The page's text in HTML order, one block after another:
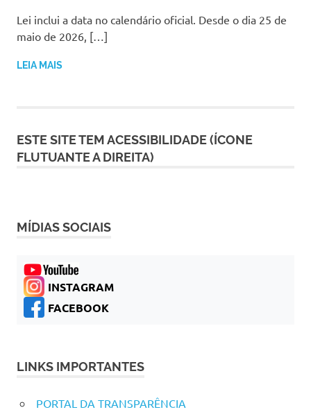
Lei inclui a data no calendário oficial. Desde o dia 25 de
maio de 2026, […]
LEIA MAIS
ESTE SITE TEM ACESSIBILIDADE (ÍCONE
FLUTUANTE A DIREITA)
MÍDIAS SOCIAIS
INSTAGRAM
FACEBOOK
LINKS IMPORTANTES
PORTAL DA TRANSPARÊNCIA